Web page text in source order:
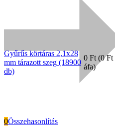
0Összehasonlítás
Gyűrűs körtáras 2,1x28
mm tárazott szeg (18900
db)
0 Ft (0Ft
áfa)